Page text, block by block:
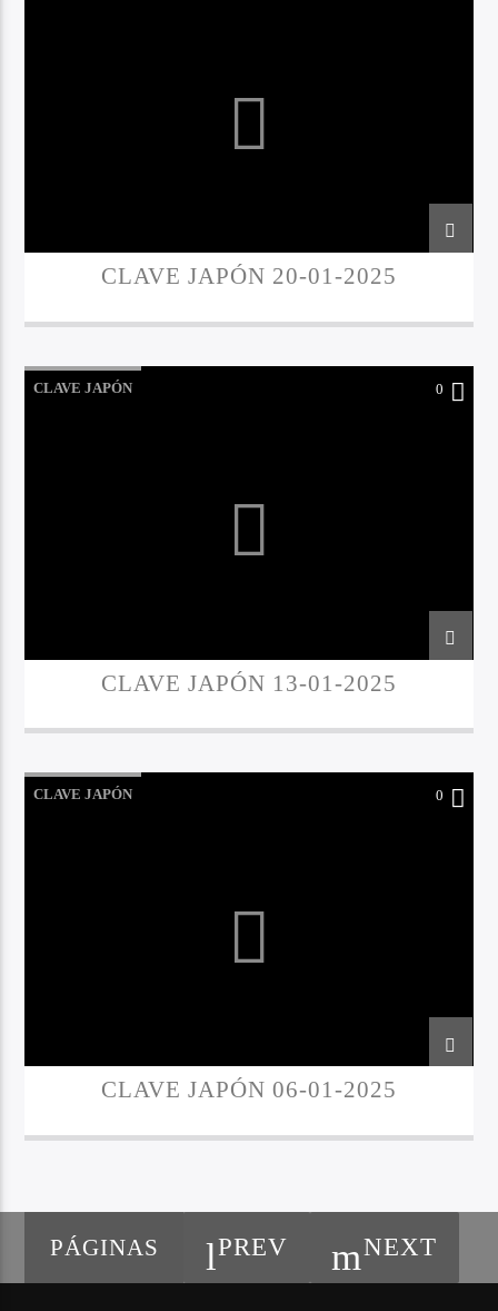
CLAVE JAPÓN 20-01-2025
CLAVE JAPÓN 0
CLAVE JAPÓN 13-01-2025
CLAVE JAPÓN 0
CLAVE JAPÓN 06-01-2025
PÁGINAS PREV NEXT